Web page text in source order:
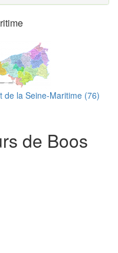
de la Seine-Maritime (76)
de Boos